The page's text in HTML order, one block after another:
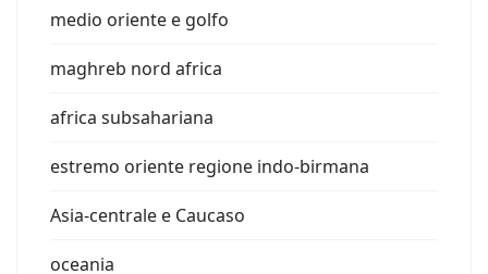
medio oriente e golfo
maghreb nord africa
africa subsahariana
estremo oriente regione indo-birmana
Asia-centrale e Caucaso
oceania